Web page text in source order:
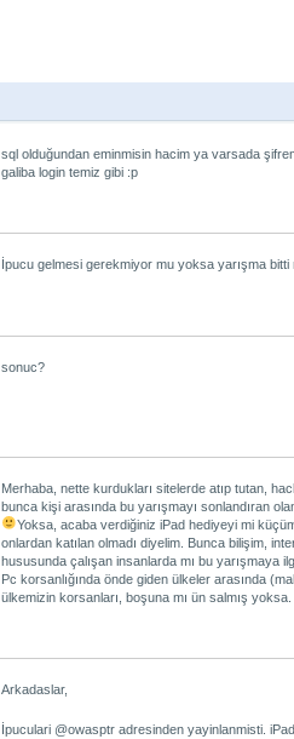
sql olduğundan eminmisin hacim ya varsada
galiba login temiz gibi :p
İpucu gelmesi gerekmiyor mu yoksa yarışma bitti
sonuc?
Merhaba, nette kurdukları sitelerde atıp tutan,
bunca kişi arasında bu yarışmayı sonlandıran
Yoksa, acaba verdiğiniz iPad hediyeyi mi
onlardan katılan olmadı diyelim. Bunca bilişim,
hususunda çalışan insanlarda mı bu yarışmaya
Pc korsanlığında önde giden ülkeler arasında
ülkemizin korsanları, boşuna mı ün salmış yoksa.
Arkadaslar,
İpuculari @owasptr adresinden yayinlanmisti.